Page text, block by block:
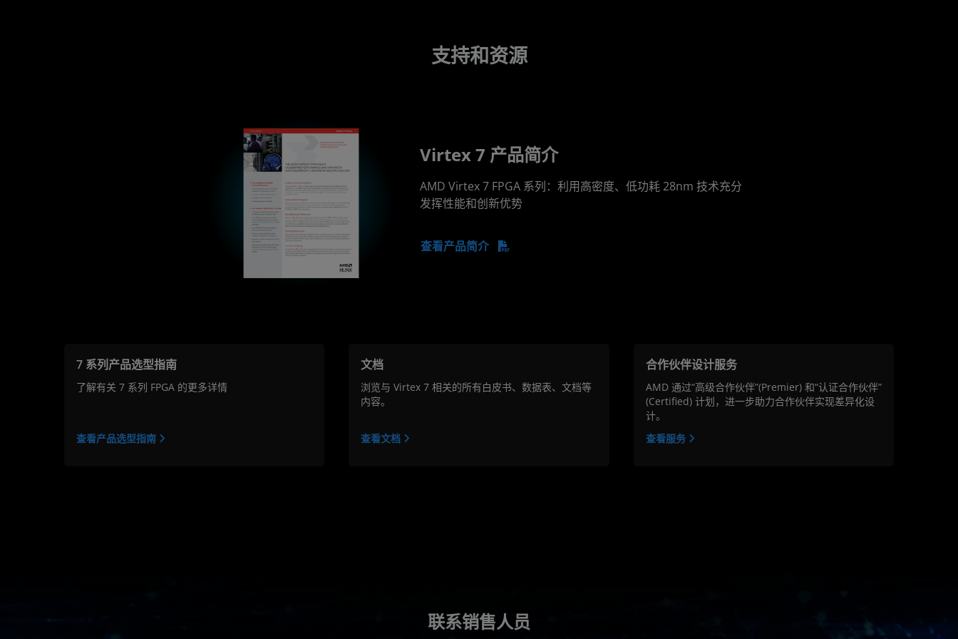
支持和资源
Virtex 7 产品简介
AMD Virtex 7 FPGA 系列：利用高密度、低功耗 28nm 技术充分
发挥性能和创新优势
查看产品简介
7 系列产品选型指南
了解有关 7 系列 FPGA 的更多详情
查看产品选型指南
文档
浏览与 Virtex 7 相关的所有白皮书、数据表、文档等
内容。
查看文档
合作伙伴设计服务
AMD 通过“高级合作伙伴”(Premier) 和“认证合作伙伴”
(Certified) 计划，进一步助力合作伙伴实现差异化设
计。
查看服务
联系销售人员